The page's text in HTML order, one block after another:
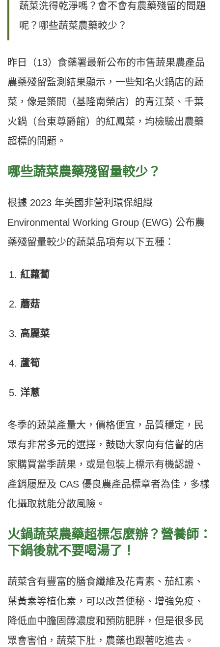
蔬菜洗得乾淨嗎？會不會有農藥殘留的問題
呢？哪些蔬菜農藥較少？
昨日（13）食藥署最新公布的市售蔬果農產品
農藥殘留監測結果顯示，一些知名火鍋店的蔬
菜，像是築間（基隆南榮店）的青江菜、千葉
火鍋（台東尊爵館）的紅鳳菜，均檢驗出農藥
超標的問題。
哪些蔬菜農藥殘留量較少？
根據 2023 年美國非營利環保組織
Environmental Working Group (EWG) 公布農
藥殘留量較少的蔬菜品項有以下五種：
紅蘿蔔
蘑菇
高麗菜
蘆筍
洋蔥
冬季的蔬菜產量大，價格便宜，品質穩定，民
眾有非常多元的選擇，鼓勵大家向有信譽的店
家購買當季蔬果，或是包裝上標示有機認證、
產銷履歷及 CAS 優良農產品標章者為佳，多樣
化攝取就能分散風險。
火鍋蔬菜農藥超標怎麼辦？營養師：
下鍋後就不要喝湯了！
蔬菜含有豐富的膳食纖維及花青素、茄紅素、
葉黃素等植化素，可以改善便秘、增強免疫、
降低血中膽固醇濃度和預防肥胖，但是很多民
眾會害怕，蔬菜下肚，農藥也跟著吃進去。